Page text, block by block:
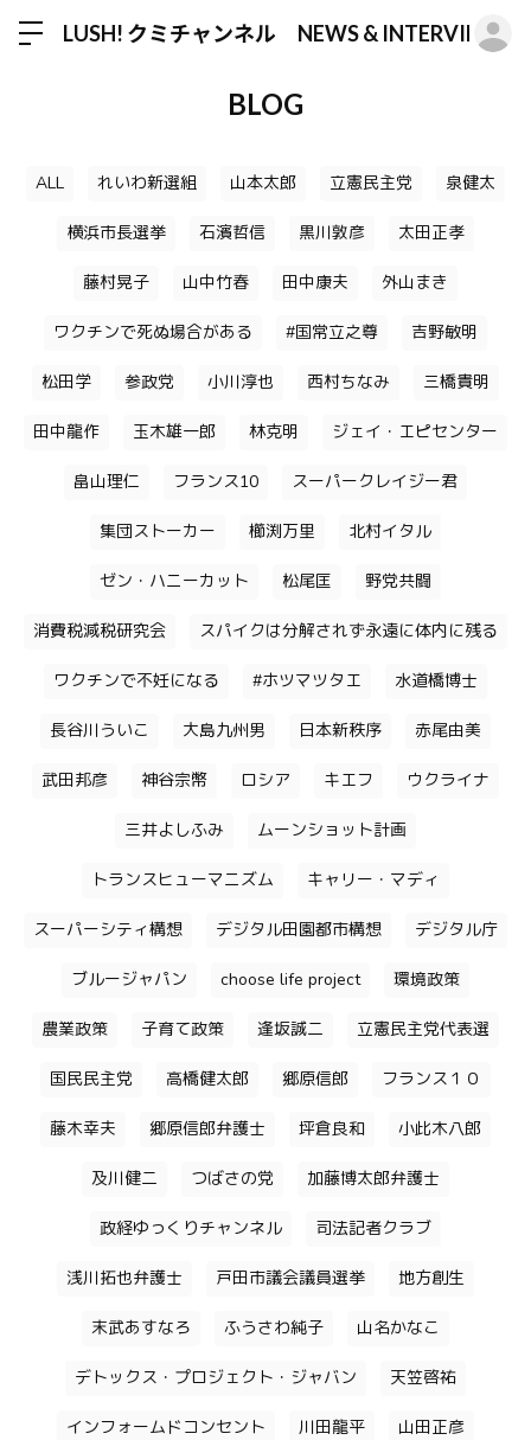
LUSH! クミチャンネル NEWS & INTERVIEW
BLOG
ALL れいわ新選組 山本太郎 立憲民主党 泉健太
横浜市長選挙 石濱哲信 黒川敦彦 太田正孝
藤村晃子 山中竹春 田中康夫 外山まき
ワクチンで死ぬ場合がある #国常立之尊 吉野敏明
松田学 参政党 小川淳也 西村ちなみ 三橋貴明
田中龍作 玉木雄一郎 林克明 ジェイ・エピセンター
畠山理仁 フランス10 スーパークレイジー君
集団ストーカー 櫛渕万里 北村イタル
ゼン・ハニーカット 松尾匡 野党共闘
消費税減税研究会 スパイクは分解されず永遠に体内に残る
ワクチンで不妊になる #ホツマツタエ 水道橋博士
長谷川ういこ 大島九州男 日本新秩序 赤尾由美
武田邦彦 神谷宗幣 ロシア キエフ ウクライナ
三井よしふみ ムーンショット計画
トランスヒューマニズム キャリー・マディ
スーパーシティ構想 デジタル田園都市構想 デジタル庁
ブルージャパン choose life project 環境政策
農業政策 子育て政策 逢坂誠二 立憲民主党代表選
国民民主党 高橋健太郎 郷原信郎 フランス１０
藤木幸夫 郷原信郎弁護士 坪倉良和 小此木八郎
及川健二 つばさの党 加藤博太郎弁護士
政経ゆっくりチャンネル 司法記者クラブ
浅川拓也弁護士 戸田市議会議員選挙 地方創生
末武あすなろ ふうさわ純子 山名かなこ
デトックス・プロジェクト・ジャバン 天笠啓祐
インフォームドコンセント 川田龍平 山田正彦